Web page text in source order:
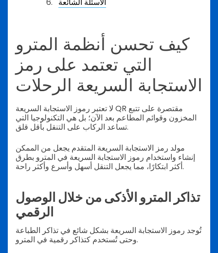
كيف تحسن أنظمة المترو
التي تعتمد على رمز
الاستجابة السريعة الرحلات
لا تعتبر رموز الاستجابة السريعة QR مقتصرة على تتبع
المخزون وقوائم المطاعم بعد الآن؛ بل هي التكنولوجيا التي
تساعد الركاب على التنقل بأقل قلق.
مولد رمز الاستجابة السريعة المتقدم يجعل من الممكن
إنشاء واستخدام رموز الاستجابة السريعة في المترو بطرق
أكثر ابتكارًا، مما يجعل التنقل أسهل وأسرع وأكثر راحة.
تذاكر المترو الأذكى من خلال الوصول
الرقمي
تُوجد رموز الاستجابة السريعة بشكل شائع في تذاكر الطباعة
وحتى تُستخدم كتذاكر رقمية في المترو.